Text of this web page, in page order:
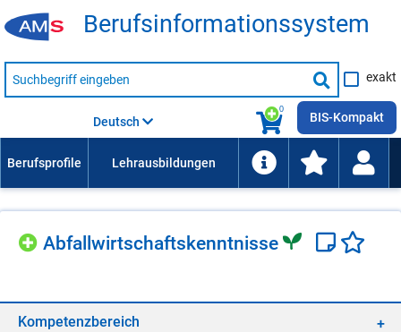
Be­rufs­in­for­ma­ti­ons­sys­tem
Suche
nach
Suche
starten
exakt
0
Deutsch BIS-Kompakt
Ab­fall­wirt­schafts­kennt­nis­se
Kom­pe­tenz­be­reich